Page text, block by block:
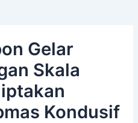
Gelar
Skala
Kondusif